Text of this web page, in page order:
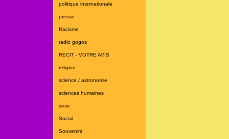
politique internationale
presse
Racisme
radio gogos
RECIT - VOTRE AVIS
religion
science / astronomie
sciences humaines
sexe
Social
Souvenirs